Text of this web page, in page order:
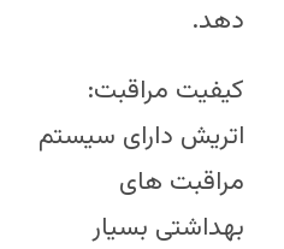
دهد.
کیفیت مراقبت:
اتریش دارای سیستم
مراقبت های
بهداشتی بسیار